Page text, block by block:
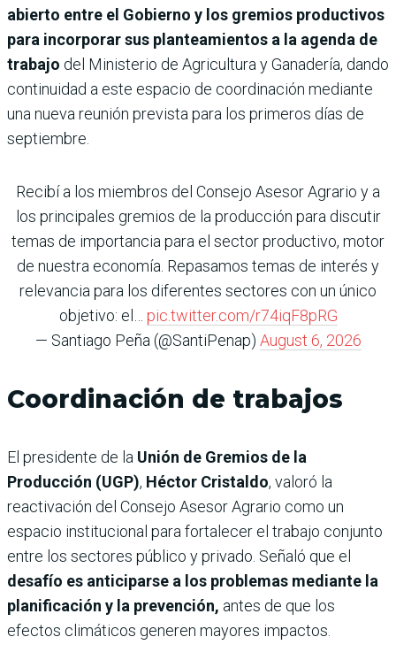
abierto entre el Gobierno y los gremios productivos
para incorporar sus planteamientos a la agenda de
trabajo del Ministerio de Agricultura y Ganadería, dando
continuidad a este espacio de coordinación mediante
una nueva reunión prevista para los primeros días de
septiembre.
Recibí a los miembros del Consejo Asesor Agrario y a
los principales gremios de la producción para discutir
temas de importancia para el sector productivo, motor
de nuestra economía. Repasamos temas de interés y
relevancia para los diferentes sectores con un único
objetivo: el… pic.twitter.com/r74iqF8pRG
— Santiago Peña (@SantiPenap) August 6, 2026
Coordinación de trabajos
El presidente de la Unión de Gremios de la
Producción (UGP), Héctor Cristaldo, valoró la
reactivación del Consejo Asesor Agrario como un
espacio institucional para fortalecer el trabajo conjunto
entre los sectores público y privado. Señaló que el
desafío es anticiparse a los problemas mediante la
planificación y la prevención, antes de que los
efectos climáticos generen mayores impactos.